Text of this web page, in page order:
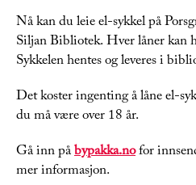
Nå kan du leie el-sykkel på
Siljan Bibliotek. Hver låner kan
Sykkelen hentes og leveres i
Det koster ingenting å låne el-
du må være over 18 år.
Gå inn påbypakka.nofor
mer informasjon.